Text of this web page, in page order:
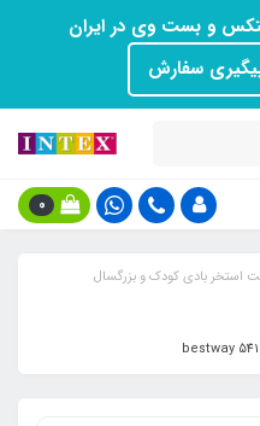
و بست وی در ایران
0
استخر بادی کودک و بزرگسال